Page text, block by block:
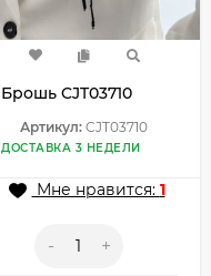
Брошь CJT03710
Артикул: CJT03710
ДОСТАВКА 3 НЕДЕЛИ
Мне нравится: 1
- +